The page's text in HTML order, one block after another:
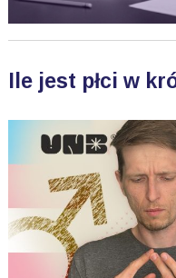
Ile jest płci w